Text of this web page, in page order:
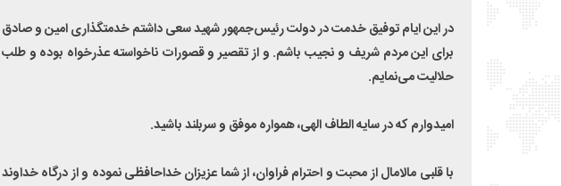
در این ایام توفیق خدمت در دولت رئیس‌جمهور شهید سعی داشتم خدمتگذاری امین و صادق
برای این مردم شریف و نجیب باشم. و از تقصیر و قصورات ناخواسته عذرخواه بوده و طلب
حلالیت می‌نمایم.
امیدوارم که در سایه الطاف الهی، همواره موفق و سربلند باشید.
با قلبی مالامال از محبت و احترام فراوان، از شما عزیزان خداحافظی نموده و از درگاه خداوند